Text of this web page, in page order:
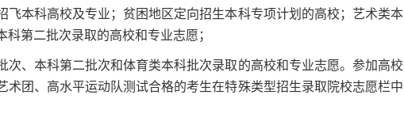
飞本科高校及专业；贫困地区定向招生本科专项计划的高校；艺术类本
第二批次录取的高校和专业志愿；
、本科第二批次和体育类本科批次录取的高校和专业志愿。参加高校
术团、高水平运动队测试合格的考生在特殊类型招生录取院校志愿栏中